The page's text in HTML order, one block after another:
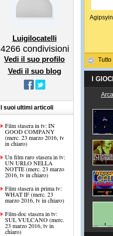
Luigilocatelli
4266 condivisioni
Vedi il suo profilo
Vedi il suo blog
I suoi ultimi articoli
Film stasera in tv: IN
GOOD COMPANY
(merc. 23 marzo 2016, tv
in chiaro)
Un film raro stasera in tv:
UN URLO NELLA
NOTTE (merc. 23 marzo
2016, tv in chiaro)
Film stasera in prima tv:
WHAT IF (merc. 23
marzo 2016, tv in chiaro)
Film-doc stasera in tv:
SUL VULCANO (merc.
23 marzo 2016, tv in
chiaro)
Tutto
I